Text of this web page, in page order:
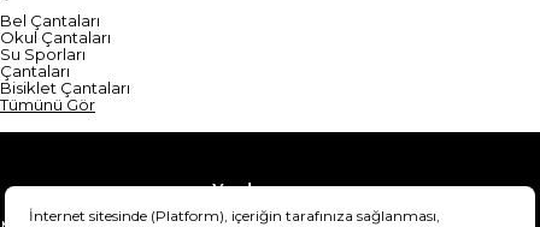
Bel Çantaları
Okul Çantaları
Su Sporları
Çantaları
Bisiklet Çantaları
Tümünü Gör
Yardım